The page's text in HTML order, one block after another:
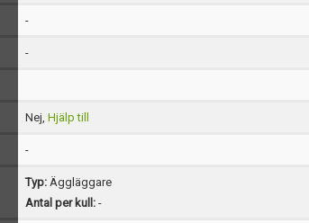
-
-
Nej, Hjälp till
-
Typ:Äggläggare
Antal per kull:-